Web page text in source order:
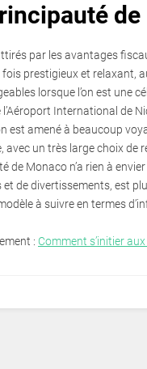
par les avantages
fois prestigieux et relaxant,
lorsque l’on est une
International de
est amené à beaucoup
avec un très large choix de
de Monaco n’a rien à
et de divertissements, est
à suivre en termes
: Comment s’initier